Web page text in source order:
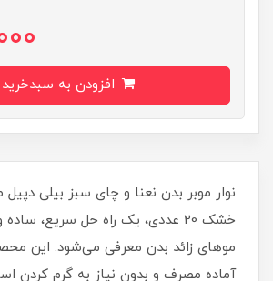
نوار موبر بدن نعنا و چای سبز بیلی
خشک 20 عددی، یک راه‌ حل سریع،
موهای زائد بدن معرفی می‌شود. این
آماده مصرف و بدون نیاز به گرم‌ کردن